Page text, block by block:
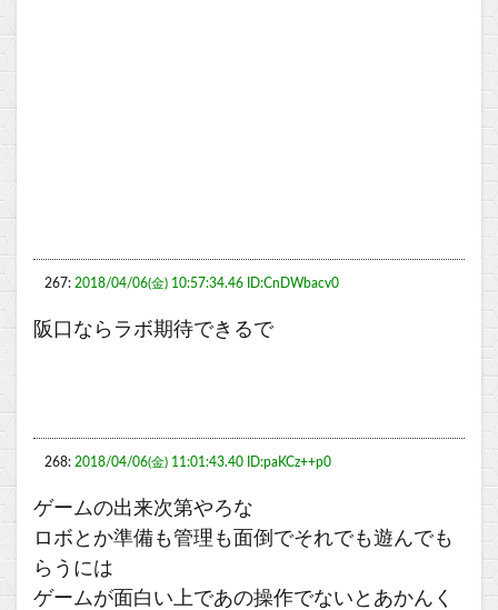
267: 2018/04/06(金) 10:57:34.46 ID:CnDWbacv0
阪口ならラボ期待できるで
268: 2018/04/06(金) 11:01:43.40 ID:paKCz++p0
ゲームの出来次第やろな
ロボとか準備も管理も面倒でそれでも遊んでも
らうには
ゲームが面白い上であの操作でないとあかんく